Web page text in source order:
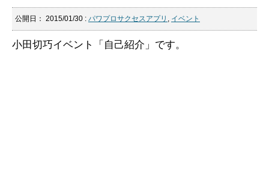
公開日： 2015/01/30 : パワプロサクセスアプリ , イベント
小田切巧イベント「自己紹介」です。